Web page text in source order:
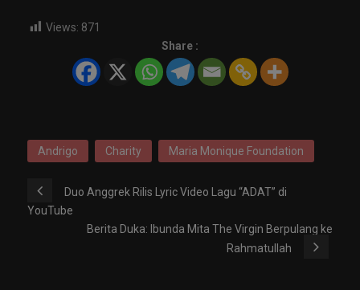
Views: 871
Share :
Andrigo Charity Maria Monique Foundation
Duo Anggrek Rilis Lyric Video Lagu “ADAT” di
YouTube
Berita Duka: Ibunda Mita The Virgin Berpulang ke
Rahmatullah